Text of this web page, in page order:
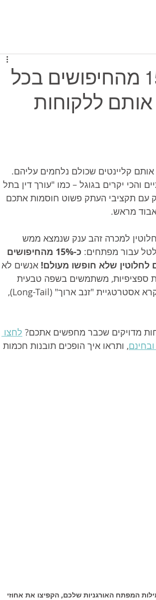
הנתון המטורף של גוגל: 15% מהחיפושים בכל
אותם ללקוחות
קליינטים שכולם נלחמים עליהם.
והכי יקרים בגוגל – כמו "עורך דין בתל
עם תקציבי העתק פשוט חוסמות אתכם
אבוד מראש.
למכרה זהב ענק שנמצא ממש
עבור מפתחים:
כ-15% מהחיפושים
לחלוטין שלא חופשו מעולם! אנשים לא
ספציפיות, משתמשים בשפה טבעית
ומקלידים משפטים שלמים ומורכבים. בעולם השיווק זה נקרא אסטרטגיית "זנב ארוך" (Long-Tail),
מדויקים שכבר מחפשים אתכם? לחצו
, ותראו איך הופכים תובנות חכמות
המפתח האורגניות שלכם, הקפיצו את אחוזי